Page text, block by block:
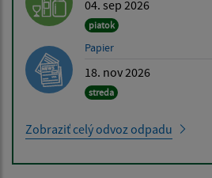
04. sep 2026
piatok
Papier
18. nov 2026
streda
Zobraziť celý odvoz odpadu